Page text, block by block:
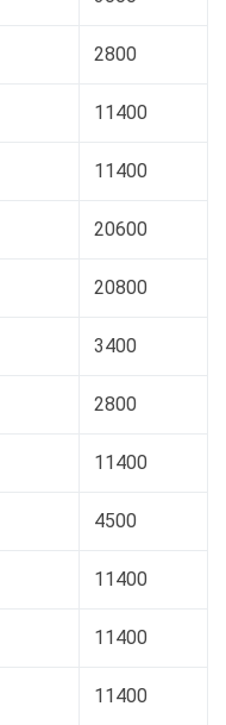
2800
11400
11400
20600
20800
3400
2800
11400
4500
11400
11400
11400